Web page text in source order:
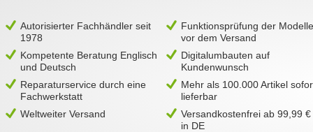
Autorisierter Fachhändler seit
1978
Funktionsprüfung der Modelle
vor dem Versand
Kompetente Beratung Englisch
und Deutsch
Digitalumbauten auf
Kundenwunsch
Reparaturservice durch eine
Fachwerkstatt
Mehr als 100.000 Artikel
lieferbar
Weltweiter Versand
Versandkostenfrei ab 99,99 €
in DE